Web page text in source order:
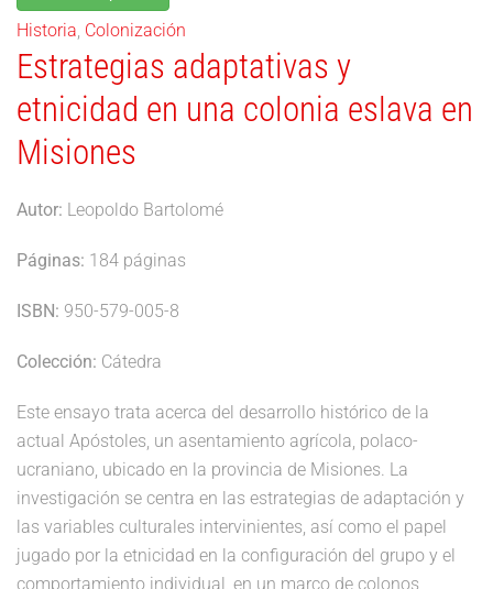
Historia, Colonización
Estrategias adaptativas y
etnicidad en una colonia eslava en
Misiones
Autor: Leopoldo Bartolomé
Páginas: 184 páginas
ISBN: 950-579-005-8
Colección: Cátedra
Este ensayo trata acerca del desarrollo histórico de la
actual Apóstoles, un asentamiento agrícola, polaco-
ucraniano, ubicado en la provincia de Misiones. La
investigación se centra en las estrategias de adaptación y
las variables culturales intervinientes, así como el papel
jugado por la etnicidad en la configuración del grupo y el
comportamiento individual, en un marco de colonos